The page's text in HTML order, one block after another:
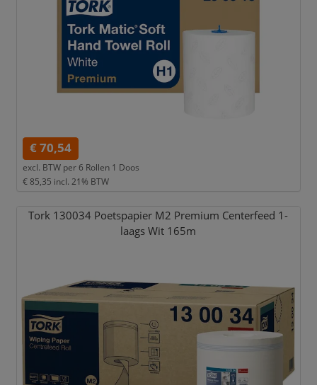
€ 70,54
excl. BTW per6 Rollen 1 Doos
€ 85,35 incl. 21% BTW
Tork 130034 Poetspapier M2 Premium Centerfeed 1-
laags Wit 165m